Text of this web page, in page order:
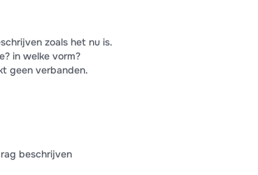
zoals het nu is.
in welke vorm?
geen verbanden.
beschrijven